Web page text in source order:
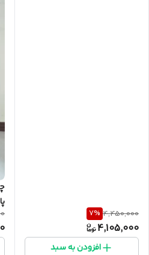
4,450,000
7%
4,105,000
افزودن به سبد